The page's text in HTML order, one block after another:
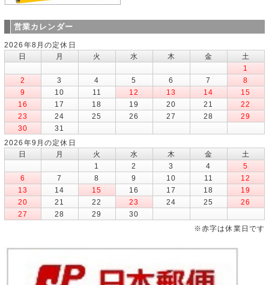
営業カレンダー
2026年8月の定休日
日
月 火 水 木 金
土
1
2
3 4 5 6 7
8
9
10 11 12 13 14
15
16
17 18 19 20 21
22
23
24 25 26 27 28
29
30
31
2026年9月の定休日
日
月 火 水 木 金
土
1
2 3 4
5
6
7 8 9 10 11
12
13
14 15 16 17 18
19
20
21 22 23 24 25
26
27
28 29
30
※赤字は休業日です